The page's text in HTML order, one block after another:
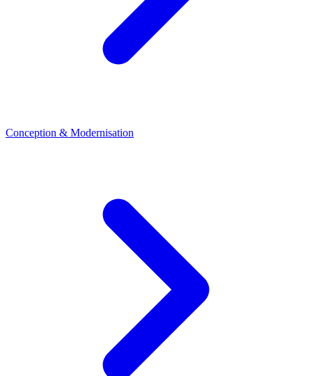
Conception & Modernisation